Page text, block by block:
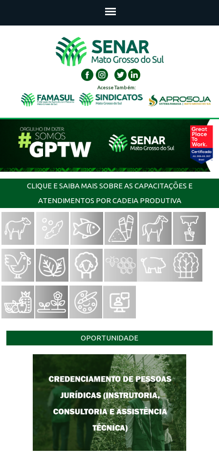
Acesse Também:
CLIQUE E SAIBA MAIS SOBRE AS CAPACITAÇÕES E
ATENDIMENTOS POR CADEIA PRODUTIVA
OPORTUNIDADE